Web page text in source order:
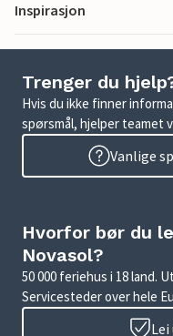
Inspirasjon
Trenger du
Hvis du ikke finner
spørsmål, hjelper teamet
Vanlige
Hvorfor bør du
Novasol?
50 000 feriehus i 18 land.
Servicesteder over hele